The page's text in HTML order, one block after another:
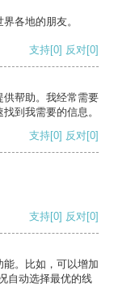
各地的朋友。
支持[0] 反对[0]
供帮助。我经常需要
到我需要的信息。
支持[0] 反对[0]
支持[0] 反对[0]
。比如，可以增加
自动选择最优的线